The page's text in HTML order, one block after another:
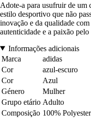
Adote-a para usufruir de um
estilo desportivo que não
inovação e da qualidade
autenticidade e a paixão pelo
Informações adicionais
Marca
adidas
Cor
azul-escuro
Cor
Azul
Género
Mulher
Grupo etário Adulto
Composição 100%